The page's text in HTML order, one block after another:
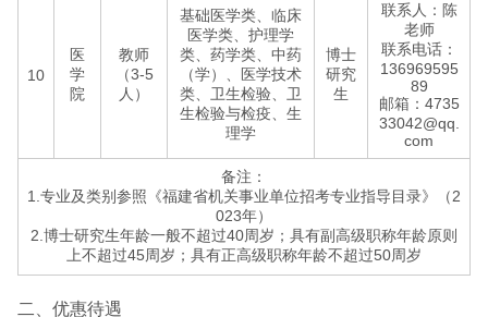
10
医
学
院
教师
（3-5
人）
基础医学类、临床
医学类、护理学
类、药学类、中药
（学）、医学技术
类、卫生检验、卫
生检验与检疫、生
理学
博士
研究
生
联系人：陈
老师
联系电话：
136969595
89
邮箱：4735
33042@qq.
com
备注：
1.专业及类别参照《福建省机关事业单位招考专业指导目录》（2
023年）
2.博士研究生年龄一般不超过40周岁；具有副高级职称年龄原则
上不超过45周岁；具有正高级职称年龄不超过50周岁
二、优惠待遇